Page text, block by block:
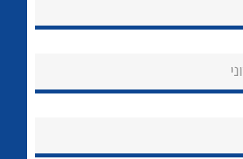
נקודות מכירה
שאלות ותשובות